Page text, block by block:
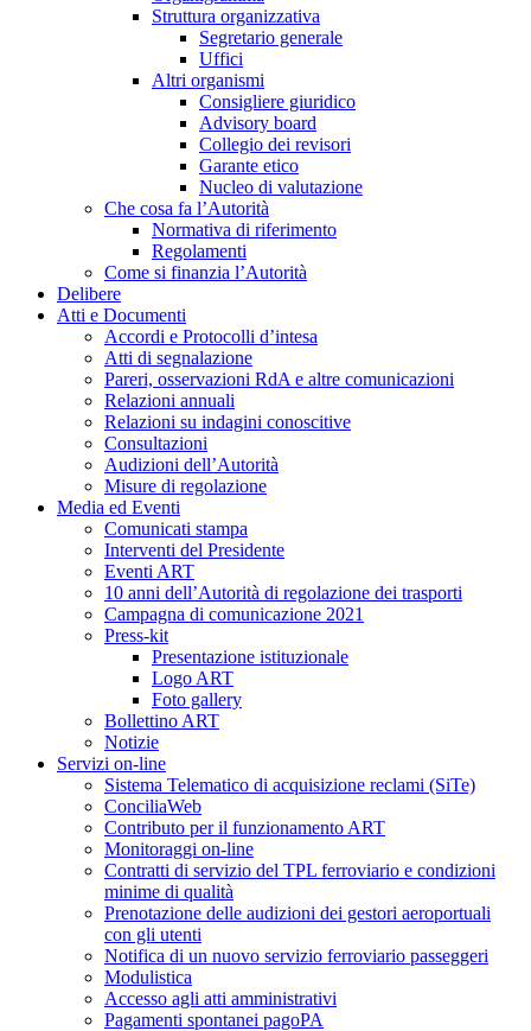
Struttura organizzativa
Segretario generale
Uffici
Altri organismi
Consigliere giuridico
Advisory board
Collegio dei revisori
Garante etico
Nucleo di valutazione
Che cosa fa l’Autorità
Normativa di riferimento
Regolamenti
Come si finanzia l’Autorità
Delibere
Atti e Documenti
Accordi e Protocolli d’intesa
Atti di segnalazione
Pareri, osservazioni RdA e altre comunicazioni
Relazioni annuali
Relazioni su indagini conoscitive
Consultazioni
Audizioni dell’Autorità
Misure di regolazione
Media ed Eventi
Comunicati stampa
Interventi del Presidente
Eventi ART
10 anni dell’Autorità di regolazione dei trasporti
Campagna di comunicazione 2021
Press-kit
Presentazione istituzionale
Logo ART
Foto gallery
Bollettino ART
Notizie
Servizi on-line
Sistema Telematico di acquisizione reclami (SiTe)
ConciliaWeb
Contributo per il funzionamento ART
Monitoraggi on-line
Contratti di servizio del TPL ferroviario e condizioni
minime di qualità
Prenotazione delle audizioni dei gestori aeroportuali
con gli utenti
Notifica di un nuovo servizio ferroviario passeggeri
Modulistica
Accesso agli atti amministrativi
Pagamenti spontanei pagoPA